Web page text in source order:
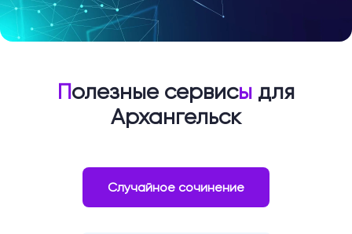
Полезные сервисы для
Архангельск
Случайное сочинение